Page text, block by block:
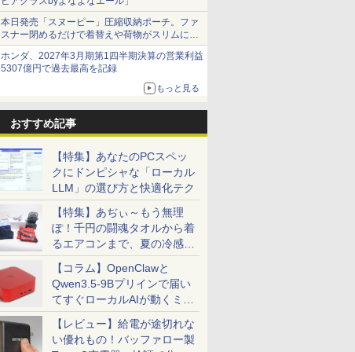
本日発売「スヌーピー」圧縮収納ポーチ。ファ
スナー閉めるだけで着替えや荷物がスリムにま
とまる
ホンダ、2027年3月期第1四半期決算の営業利益
5307億円で過去最高を記録
もっと見る
おすすめ記事
【特集】あなたのPCスペッ
クにドンピシャな「ローカル
LLM」の選び方と快適化テク
【特集】あぢぃ～もう無理
ぽ！千円の闘魂タオルから着
るエアコンまで、夏の冷感グ
ッズ一挙紹介
【コラム】OpenClawと
Qwen3.5-9Bプリインで届い
てすぐローカルAIが動くミニ
PC「SER9 Pro」
【レビュー】給電が途切れな
い優れもの！バッファロー製